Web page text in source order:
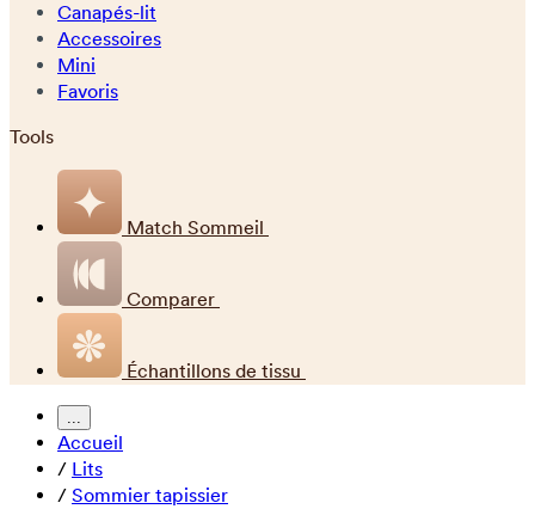
Canapés-lit
Accessoires
Mini
Favoris
Tools
Match Sommeil
Comparer
Échantillons de tissu
...
Accueil
/ Lits
/ Sommier tapissier